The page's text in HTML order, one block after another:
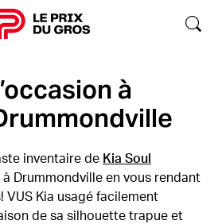
Accueil
à
inventaire de Kia Soul
à Drummondville en vous rendant
VUS Kia usagé facilement
de sa silhouette trapue et